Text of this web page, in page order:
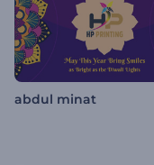
abdul minat